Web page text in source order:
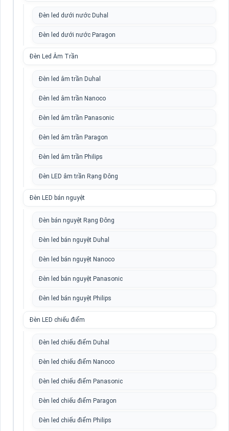
Đèn led dưới nước Duhal
Đèn led dưới nước Paragon
Đèn Led Âm Trần
Đèn led âm trần Duhal
Đèn led âm trần Nanoco
Đèn led âm trần Panasonic
Đèn led âm trần Paragon
Đèn led âm trần Philips
Đèn LED âm trần Rạng Đông
Đèn LED bán nguyệt
Đèn bán nguyệt Rạng Đông
Đèn led bán nguyệt Duhal
Đèn led bán nguyệt Nanoco
Đèn led bán nguyệt Panasonic
Đèn led bán nguyệt Philips
Đèn LED chiếu điểm
Đèn led chiếu điểm Duhal
Đèn led chiếu điểm Nanoco
Đèn led chiếu điểm Panasonic
Đèn led chiếu điểm Paragon
Đèn led chiếu điểm Philips